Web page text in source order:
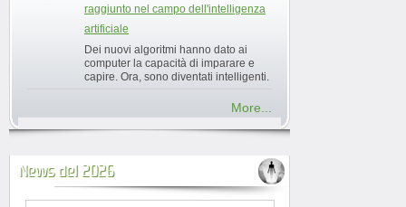
raggiunto nel campo dell'intelligenza
artificiale
Dei nuovi algoritmi hanno dato ai
computer la capacità di imparare e
capire. Ora, sono diventati intelligenti.
More...
News del 2026